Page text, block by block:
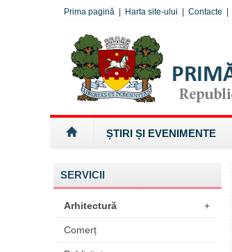
Prima pagină Harta site-ului Contacte
ȘTIRI ȘI EVENIMENTE
SERVICII
Arhitectură +
Comerț